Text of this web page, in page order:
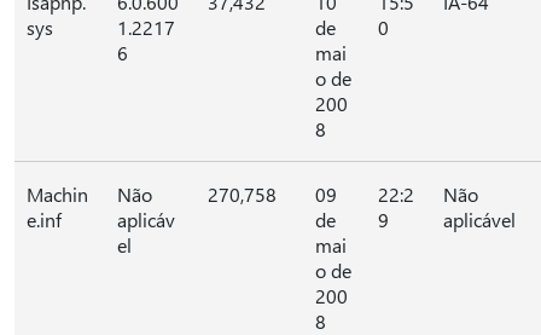
sys
1.2217
6
de
mai
o de
200
8
0
Machin
e.inf
Não
aplicáv
el
270,758
09
de
mai
o de
200
8
22:2
9
Não
aplicável